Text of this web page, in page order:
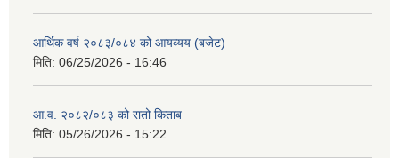
आर्थिक वर्ष २०८३/०८४ को आयव्यय (बजेट)
मिति: 06/25/2026 - 16:46
आ.व. २०८२/०८३ को रातो किताब
मिति: 05/26/2026 - 15:22